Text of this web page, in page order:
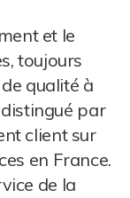
et le
toujours
qualité à
distingué par
client sur
en France.
de la